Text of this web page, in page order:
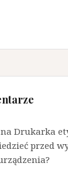
Drukarka
przed